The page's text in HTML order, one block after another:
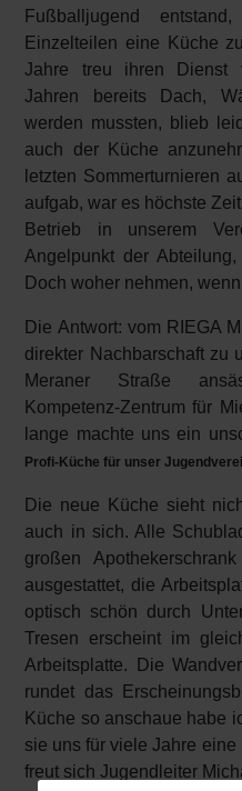
Fußballjugend
Einzelteilen eine Küche
Jahre treu ihren Dienst
Jahren bereits Dach,
werden mussten, blieb
auch der Küche
letzten Sommerturnieren
aufgab, war es höchste
Betrieb in unserem
Angelpunkt der
Doch woher nehmen,
Die Antwort: vom RIEGA
direkter Nachbarschaft zu
Meraner Straße
Kompetenz-Zentrum für
lange machte uns ein
Profi-Küche für unser
Die neue Küche sieht
auch in sich. Alle
großen
ausgestattet, die
optisch schön durch
Tresen erscheint im
Arbeitsplatte. Die
rundet das
Küche so anschaue habe
sie uns für viele Jahre eine
freut sich Jugendleiter